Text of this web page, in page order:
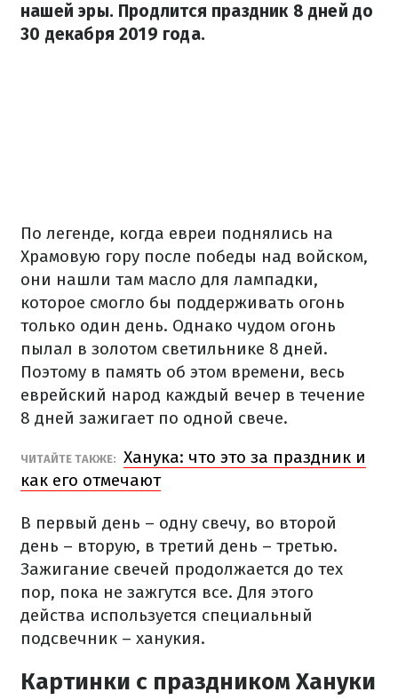
нашей эры. Продлится праздник 8 дней до
30 декабря 2019 года.
По легенде, когда евреи поднялись на
Храмовую гору после победы над войском,
они нашли там масло для лампадки,
которое смогло бы поддерживать огонь
только один день. Однако чудом огонь
пылал в золотом светильнике 8 дней.
Поэтому в память об этом времени, весь
еврейский народ каждый вечер в течение
8 дней зажигает по одной свече.
ЧИТАЙТЕ ТАКЖЕ: Ханука: что это за праздник и
как его отмечают
В первый день – одну свечу, во второй
день – вторую, в третий день – третью.
Зажигание свечей продолжается до тех
пор, пока не зажгутся все. Для этого
действа используется специальный
подсвечник – ханукия.
Картинки с праздником Хануки